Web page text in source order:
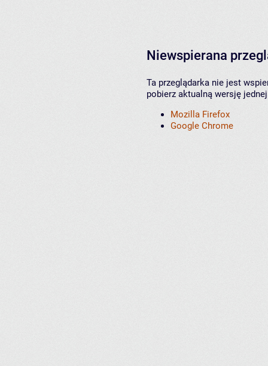
Niewspierana
Ta przeglądarka nie jest
pobierz aktualną wersję
Mozilla Firefox
Google Chrome